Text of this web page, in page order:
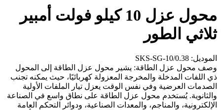
محول عزل 10 كيلو فولت أمبير
ثلاثي الطور
الموديل: SKS-SG-10/0.38
وصف محول عزل الطاقة: يشير محول عزل الطاقة إلى المحول
ذي اللفات المدخلة والمخرجة المعزولة كهربائيًا، حيث يمكنه تجنب
الصدمات العرضية وفي نفس الوقت يعزل تيار الملفات الأولية
والثانوية. يُستخدم محول عزل الطاقة على نطاق واسع في الصناعة
الإلكترونية، والمناجم، والمعدات الصناعية، ودوائر التحكم العامة